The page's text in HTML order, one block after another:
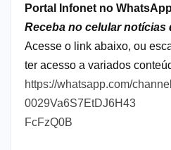
Portal Infonet no WhatsApp
Receba no celular notícias
Acesse o link abaixo, ou
ter acesso a variados
https://whatsapp.com/
0029Va6S7EtDJ6H43
FcFzQ0B